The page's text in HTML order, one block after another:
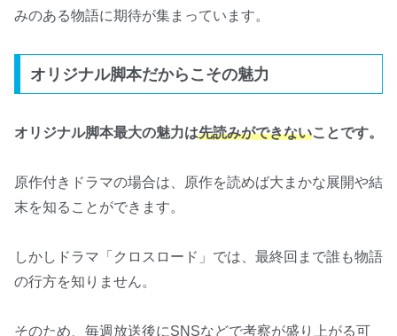
みのある物語に期待が集まっています。
オリジナル脚本だからこその魅力
オリジナル脚本最大の魅力は先読みができないことです。
原作付きドラマの場合は、原作を読めば大まかな展開や結
末を知ることができます。
しかしドラマ「クロスロード」では、最終回まで誰も物語
の行方を知りません。
そのため、毎週放送後にSNSなどで考察が盛り上がる可